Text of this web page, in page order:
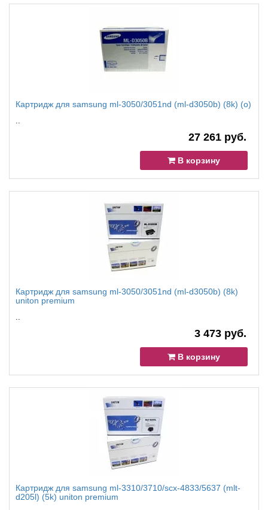
Картридж для samsung ml-3050/3051nd (ml-d3050b) (8k) (o)
..
27 261 руб.
В корзину
Картридж для samsung ml-3050/3051nd (ml-d3050b) (8k)
uniton premium
..
3 473 руб.
В корзину
Картридж для samsung ml-3310/3710/scx-4833/5637 (mlt-
d205l) (5k) uniton premium